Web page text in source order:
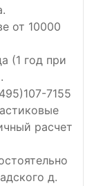
от 10000
(1 год при
7155
расчет
д.